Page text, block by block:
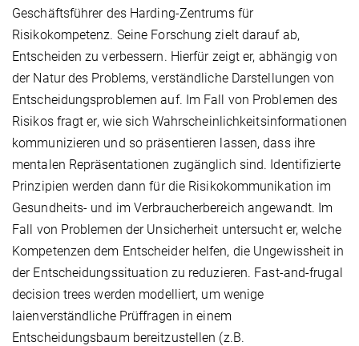
Geschäftsführer des Harding-Zentrums für
Risikokompetenz. Seine Forschung zielt darauf ab,
Entscheiden zu verbessern. Hierfür zeigt er, abhängig von
der Natur des Problems, verständliche Darstellungen von
Entscheidungsproblemen auf. Im Fall von Problemen des
Risikos fragt er, wie sich Wahrscheinlichkeitsinformationen
kommunizieren und so präsentieren lassen, dass ihre
mentalen Repräsentationen zugänglich sind. Identifizierte
Prinzipien werden dann für die Risikokommunikation im
Gesundheits- und im Verbraucherbereich angewandt. Im
Fall von Problemen der Unsicherheit untersucht er, welche
Kompetenzen dem Entscheider helfen, die Ungewissheit in
der Entscheidungssituation zu reduzieren. Fast-and-frugal
decision trees werden modelliert, um wenige
laienverständliche Prüffragen in einem
Entscheidungsbaum bereitzustellen (z.B.